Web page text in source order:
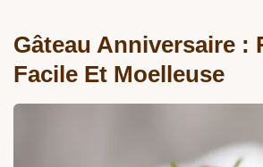
Gâteau Anniversaire :
Facile Et Moelleuse